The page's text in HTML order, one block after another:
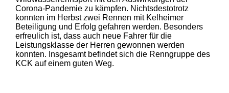
Corona-Pandemie zu kämpfen. Nichtsdestotrotz
konnten im Herbst zwei Rennen mit Kelheimer
Beteiligung und Erfolg gefahren werden. Besonders
erfreulich ist, dass auch neue Fahrer für die
Leistungsklasse der Herren gewonnen werden
konnten. Insgesamt befindet sich die Renngruppe des
KCK auf einem guten Weg.